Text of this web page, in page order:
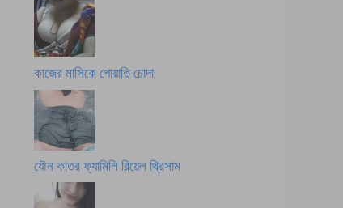
কাজের মাসিকে পোয়াতি চোদা
যৌন কাতর ফ্যামিলি রিয়েল থ্রিসাম